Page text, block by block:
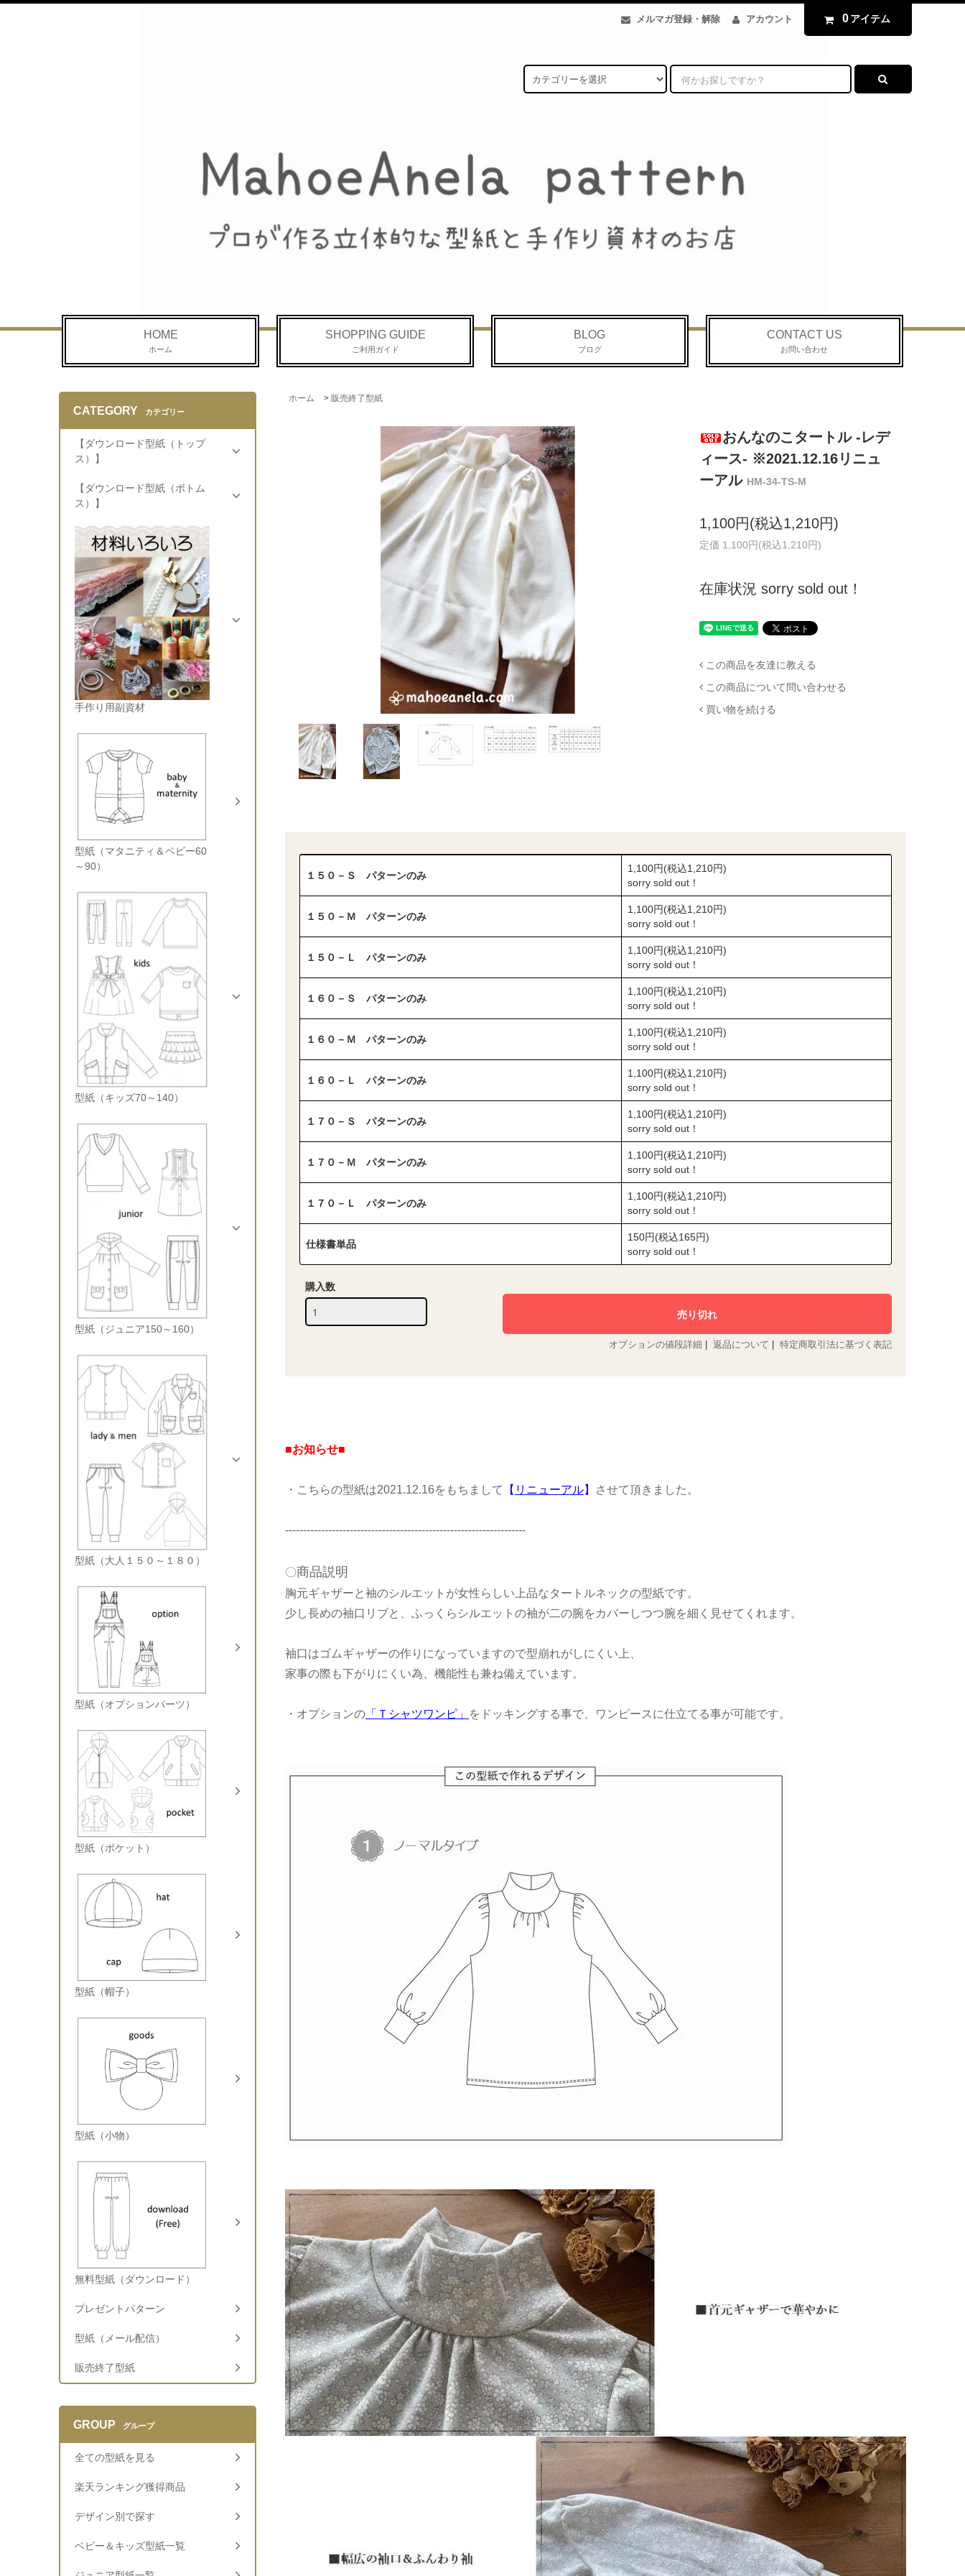
メルマガ登録・解除 アカウント 0 アイテム
HOME
ホーム
SHOPPING GUIDE
ご利用ガイド
BLOG
ブログ
CONTACT US
お問い合わせ
ホーム > 販売終了型紙
おんなのこタートル -レデ
ィース- ※2021.12.16リニュ
ーアル HM-34-TS-M
1,100円(税込1,210円)
定価 1,100円(税込1,210円)
在庫状況 sorry sold out！
この商品を友達に教える
この商品について問い合わせる
買い物を続ける
１５０－Ｓ パターンのみ
1,100円(税込1,210円)
sorry sold out！
１５０－Ｍ パターンのみ
1,100円(税込1,210円)
sorry sold out！
１５０－Ｌ パターンのみ
1,100円(税込1,210円)
sorry sold out！
１６０－Ｓ パターンのみ
1,100円(税込1,210円)
sorry sold out！
１６０－Ｍ パターンのみ
1,100円(税込1,210円)
sorry sold out！
１６０－Ｌ パターンのみ
1,100円(税込1,210円)
sorry sold out！
１７０－Ｓ パターンのみ
1,100円(税込1,210円)
sorry sold out！
１７０－Ｍ パターンのみ
1,100円(税込1,210円)
sorry sold out！
１７０－Ｌ パターンのみ
1,100円(税込1,210円)
sorry sold out！
仕様書単品
150円(税込165円)
sorry sold out！
購入数
オプションの値段詳細 返品について 特定商取引法に基づく表記
■お知らせ■
・こちらの型紙は2021.12.16をもちまして 【 リニューアル】 させて頂きました。
-------------------------------------------------------------------
〇商品説明
胸元ギャザーと袖のシルエットが女性らしい上品なタートルネックの型紙です。
少し長めの袖口リブと、ふっくらシルエットの袖が二の腕をカバーしつつ腕を細く見せてくれます。
袖口はゴムギャザーの作りになっていますので型崩れがしにくい上、
家事の際も下がりにくい為、機能性も兼ね備えています。
・オプションの 「Ｔシャツワンピ」 をドッキングする事で、ワンピースに仕立てる事が可能です。
CATEGORY カテゴリー
【ダウンロード型紙（トップ
ス）】
【ダウンロード型紙（ボトム
ス）】
手作り用副資材
型紙（マタニティ＆ベビー60
～90）
型紙（キッズ70～140）
型紙（ジュニア150～160）
型紙（大人１５０～１８０）
型紙（オプションパーツ）
型紙（ポケット）
型紙（帽子）
型紙（小物）
無料型紙（ダウンロード）
プレゼントパターン
型紙（メール配信）
販売終了型紙
GROUP グループ
全ての型紙を見る
楽天ランキング獲得商品
デザイン別で探す
ベビー＆キッズ型紙一覧